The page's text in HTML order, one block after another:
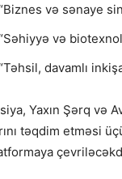
və sənaye
və
davamlı
Yaxın Şərq və
təqdim etməsi